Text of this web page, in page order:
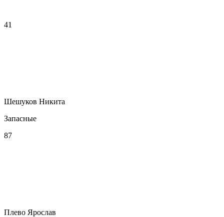
41
Шешуков Никита
Запасные
87
Плево Ярослав